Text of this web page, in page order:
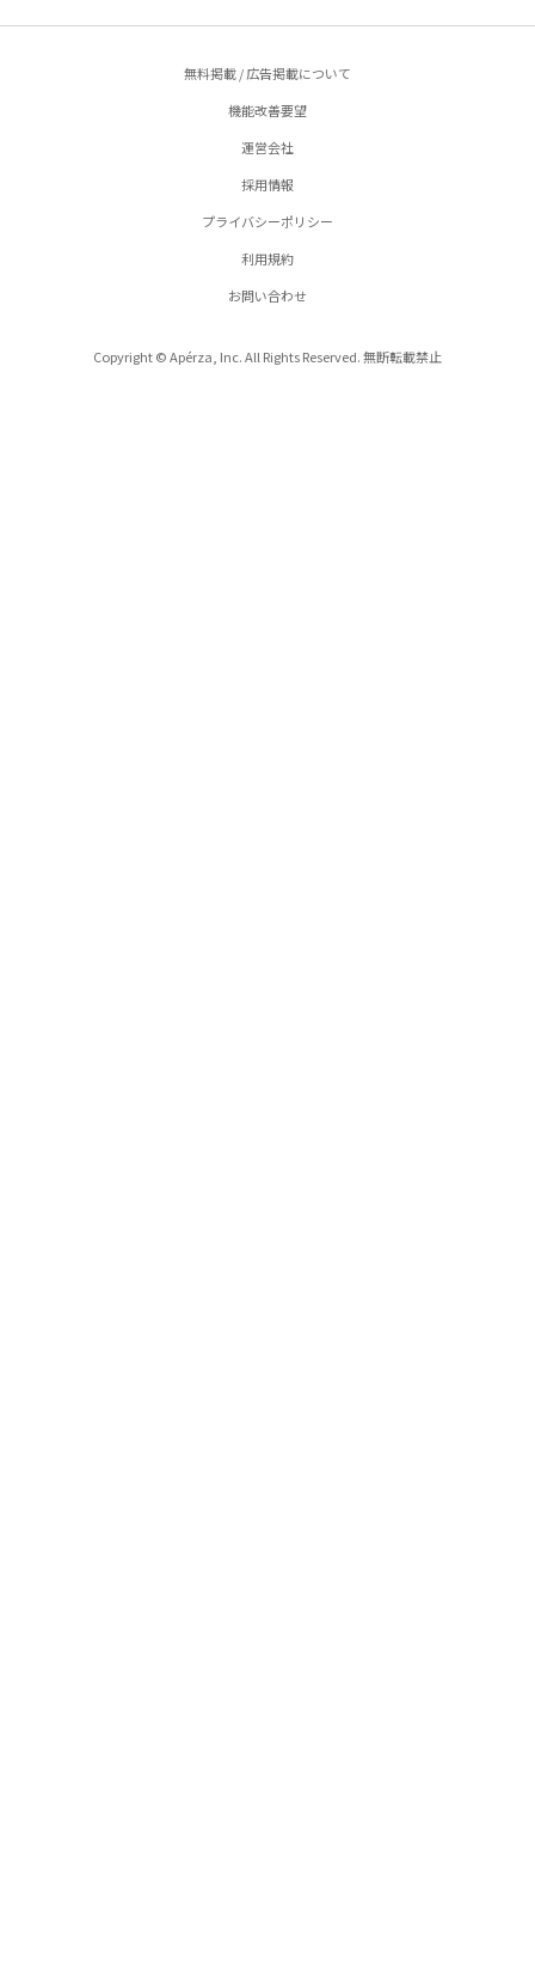
無料掲載 / 広告掲載について
機能改善要望
運営会社
採用情報
プライバシーポリシー
利用規約
お問い合わせ
Copyright © Apérza, Inc. All Rights Reserved. 無断転載禁止